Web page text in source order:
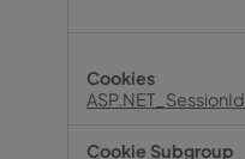
ASP.NET_SessionId